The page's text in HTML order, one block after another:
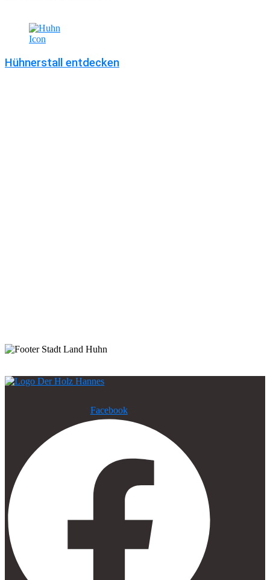
Hühnerstall entdecken
Facebook